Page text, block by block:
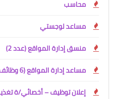
محاسب
مساعد لوجستي
منسق إدارة المواقع (عدد 2)
مساعد إدارة المواقع (6 وظائف)
إعلان توظيف – أخصائي/ة